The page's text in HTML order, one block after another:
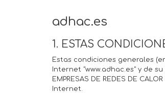
adhac.es
1. ESTAS
Estas condiciones generales
Internet "www.adhac.es" y de
EMPRESAS DE REDES DE
Internet.